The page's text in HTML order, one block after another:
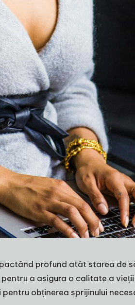
profund atât starea de
a asigura o calitate a
obținerea sprijinului